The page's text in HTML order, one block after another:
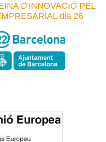
D'INNOVACIÓ PEL
dia 26